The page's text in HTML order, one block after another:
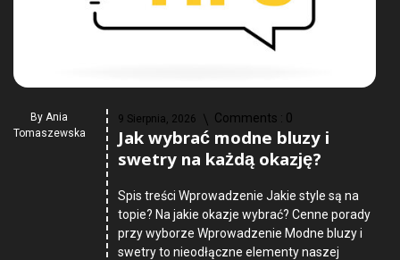
By Ania
Tomaszewska
9 Sierpnia, 2026 Comments : 0
Jak wybrać modne bluzy i
swetry na każdą okazję?
Spis treści Wprowadzenie Jakie style są na
topie? Na jakie okazje wybrać? Cenne porady
przy wyborze Wprowadzenie Modne bluzy i
swetry to nieodłączne elementy naszej